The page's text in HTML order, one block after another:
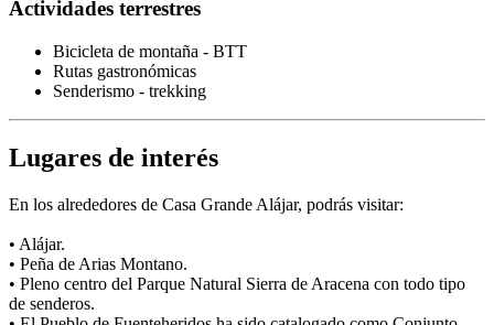
Actividades terrestres
Bicicleta de montaña - BTT
Rutas gastronómicas
Senderismo - trekking
Lugares de interés
En los alrededores de Casa Grande Alájar, podrás visitar:
• Alájar.
• Peña de Arias Montano.
• Pleno centro del Parque Natural Sierra de Aracena con todo tipo
de senderos.